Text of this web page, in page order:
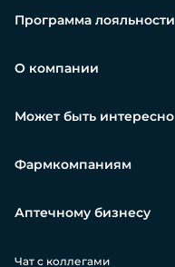
Программа лояльности
О компании
Может быть интересно
Фармкомпаниям
Аптечному бизнесу
Чат с коллегами